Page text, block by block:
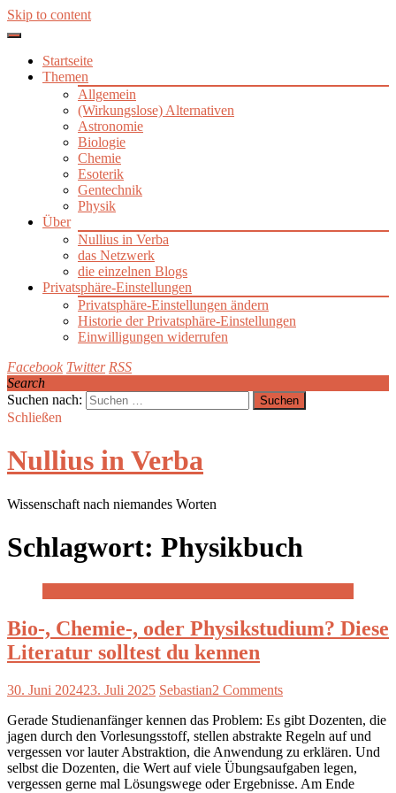
Skip to content
Startseite
Themen
Allgemein
(Wirkungslose) Alternativen
Astronomie
Biologie
Chemie
Esoterik
Gentechnik
Physik
Über
Nullius in Verba
das Netzwerk
die einzelnen Blogs
Privatsphäre-Einstellungen
Privatsphäre-Einstellungen ändern
Historie der Privatsphäre-Einstellungen
Einwilligungen widerrufen
Facebook Twitter RSS
Search
Suchen nach:
Schließen
Nullius in Verba
Wissenschaft nach niemandes Worten
Schlagwort: Physikbuch
Bio-, Chemie-, oder Physikstudium? Diese
Literatur solltest du kennen
30. Juni 202423. Juli 2025 Sebastian2 Comments
Gerade Studienanfänger kennen das Problem: Es gibt Dozenten, die
jagen durch den Vorlesungsstoff, stellen abstrakte Regeln auf und
vergessen vor lauter Abstraktion, die Anwendung zu erklären. Und
selbst die Dozenten, die Wert auf viele Übungsaufgaben legen,
vergessen gerne mal Lösungswege oder Ergebnisse. Am Ende